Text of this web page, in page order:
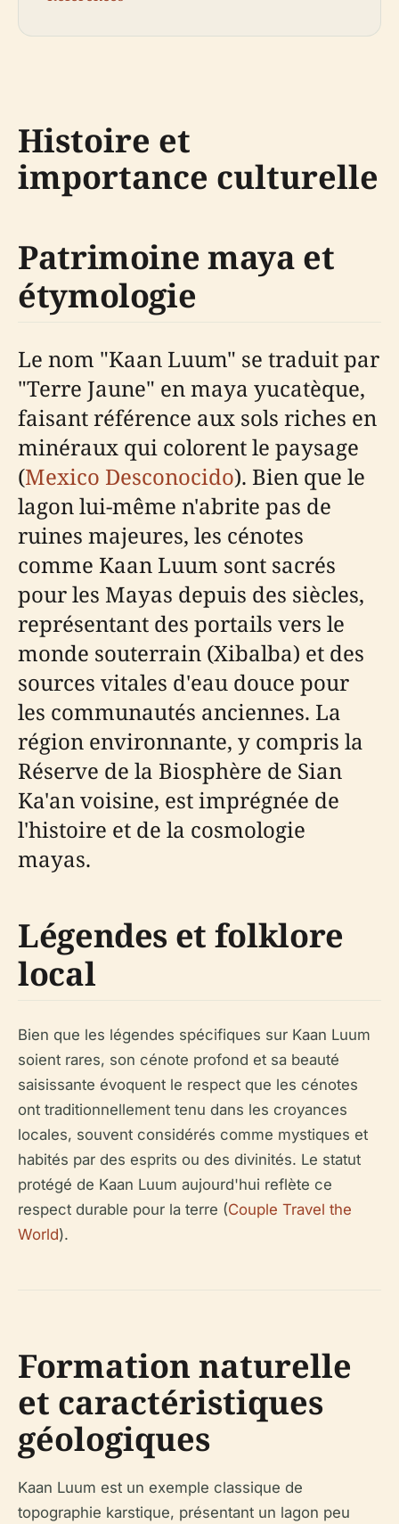
Histoire et
importance culturelle
Patrimoine maya et
étymologie
Le nom "Kaan Luum" se traduit par
"Terre Jaune" en maya yucatèque,
faisant référence aux sols riches en
minéraux qui colorent le paysage
(Mexico Desconocido). Bien que le
lagon lui-même n'abrite pas de
ruines majeures, les cénotes
comme Kaan Luum sont sacrés
pour les Mayas depuis des siècles,
représentant des portails vers le
monde souterrain (Xibalba) et des
sources vitales d'eau douce pour
les communautés anciennes. La
région environnante, y compris la
Réserve de la Biosphère de Sian
Ka'an voisine, est imprégnée de
l'histoire et de la cosmologie
mayas.
Légendes et folklore
local
Bien que les légendes spécifiques sur Kaan Luum
soient rares, son cénote profond et sa beauté
saisissante évoquent le respect que les cénotes
ont traditionnellement tenu dans les croyances
locales, souvent considérés comme mystiques et
habités par des esprits ou des divinités. Le statut
protégé de Kaan Luum aujourd'hui reflète ce
respect durable pour la terre (Couple Travel the
World).
Formation naturelle
et caractéristiques
géologiques
Kaan Luum est un exemple classique de
topographie karstique, présentant un lagon peu